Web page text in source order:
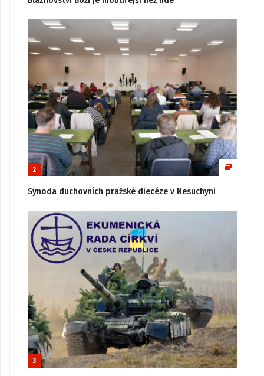
2
Synoda duchovních pražské diecéze v Nesuchyni
3